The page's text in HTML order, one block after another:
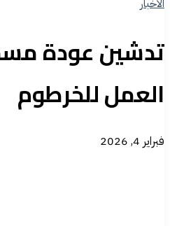
الاخبار
تدشين عودة
العمل للخرطوم
فبراير 4, 2026